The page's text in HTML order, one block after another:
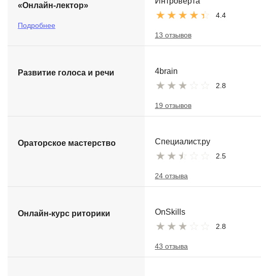
«Онлайн-лектор»
Подробнее
4.4
13 отзывов
Развитие голоса и речи 4brain
2.8
19 отзывов
Ораторское мастерство Специалист.ру
2.5
24 отзыва
Онлайн-курс риторики OnSkills
2.8
43 отзыва